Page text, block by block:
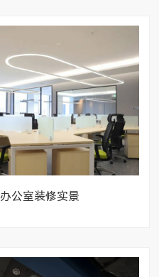
办公室装修实景